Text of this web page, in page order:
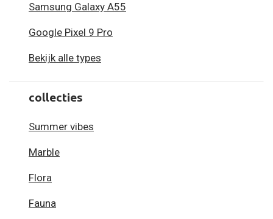
Samsung Galaxy A55
Google Pixel 9 Pro
Bekijk alle types
collecties
Summer vibes
Marble
Flora
Fauna